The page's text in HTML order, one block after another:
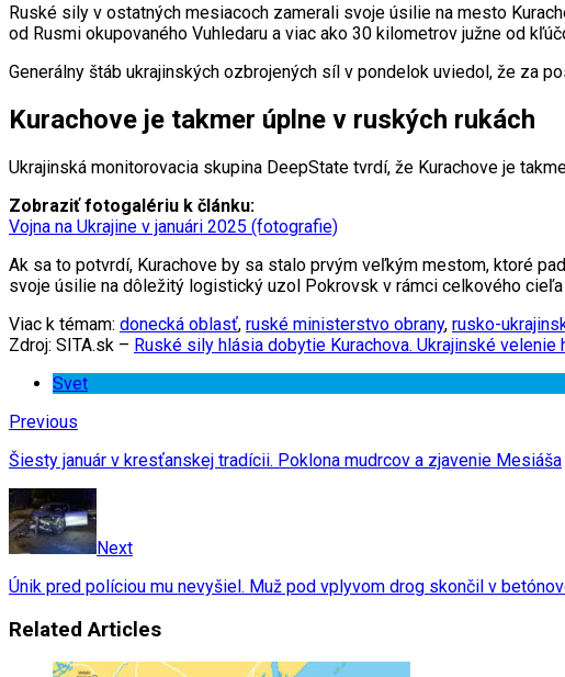
Ruské sily v ostatných mesiacoch zamerali svoje úsilie na mesto
od Rusmi okupovaného Vuhledaru a viac ako 30 kilometrov južne od
Generálny štáb ukrajinských ozbrojených síl v pondelok uviedol, že za
Kurachove je takmer úplne v ruských rukách
Ukrajinská monitorovacia skupina DeepState tvrdí, že Kurachove je
Zobraziť fotogalériu k článku:
Vojna na Ukrajine v januári 2025 (fotografie)
Ak sa to potvrdí, Kurachove by sa stalo prvým veľkým mestom, ktoré
svoje úsilie na dôležitý logistický uzol Pokrovsk v rámci celkového
Viac k témam: donecká oblasť, ruské ministerstvo obrany, rusko-
Zdroj: SITA.sk – Ruské sily hlásia dobytie Kurachova. Ukrajinské
Svet
Previous
Šiesty január v kresťanskej tradícii. Poklona mudrcov a zjavenie Mesiáša
Next
Únik pred políciou mu nevyšiel. Muž pod vplyvom drog skončil v
Related Articles